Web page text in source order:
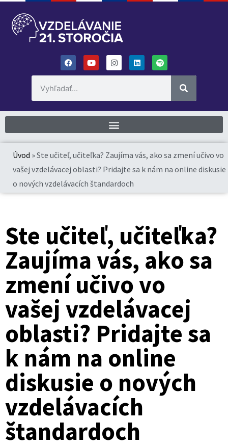
Úvod »Ste učiteľ, učiteľka? Zaujíma vás, ako sa zmení učivo vo
vašej vzdelávacej oblasti? Pridajte sa k nám na online diskusie
o nových vzdelávacích štandardoch
Ste učiteľ, učiteľka?
Zaujíma vás, ako sa
zmení učivo vo
vašej vzdelávacej
oblasti? Pridajte sa
k nám na online
diskusie o nových
vzdelávacích
štandardoch